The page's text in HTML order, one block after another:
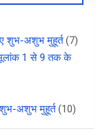
शुभ-अशुभ मुहूर्त (7)
1 से 9 तक के
अशुभ मुहूर्त (10)